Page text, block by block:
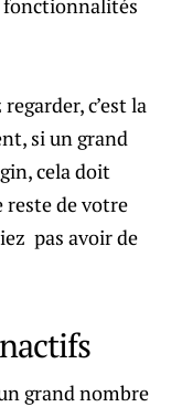
fonctionnalités
c’est la
si un grand
cela doit
reste de votre
pas avoir de
grand nombre